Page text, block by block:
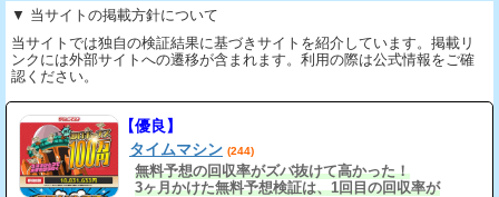
▼ 当サイトの掲載方針について
当サイトでは独自の検証結果に基づきサイトを紹介しています。掲載リ
ンクには外部サイトへの遷移が含まれます。利用の際は公式情報をご確
認ください。
【優良】
タイムマシン (244)
無料予想の回収率がズバ抜けて高かった！
3ヶ月かけた無料予想検証は、1回目の回収率が